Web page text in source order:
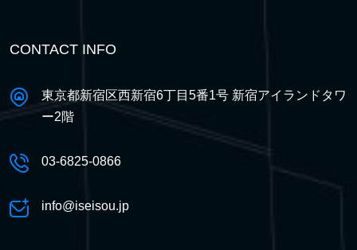
CONTACT INFO
東京都新宿区西新宿6丁目5番1号 新宿アイランドタワ
ー2階
03-6825-0866
info@iseisou.jp